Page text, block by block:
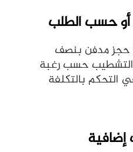
حسب الطلب
حجز مدفن بنصف
حسب رغبة
التحكم بالتكلفة